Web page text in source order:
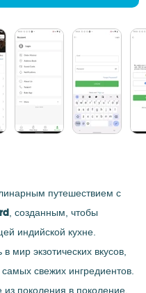
путешествием с
, созданным, чтобы
индийской кухне.
мир экзотических вкусов,
свежих ингредиентов.
поколения в поколение,